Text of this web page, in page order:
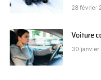
28 février
Voiture
30 janvier